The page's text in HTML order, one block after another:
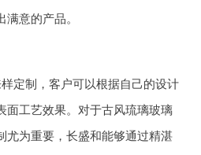
意的产品。
定制，客户可以根据自己的设计
面工艺效果。对于古风琉璃玻璃
尤为重要，长盛和能够通过精湛